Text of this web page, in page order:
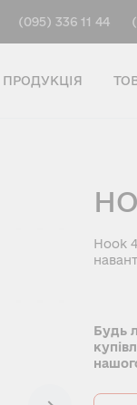
(095) 336 11 44
ПРОДУКЦІЯ
Hook
Будь